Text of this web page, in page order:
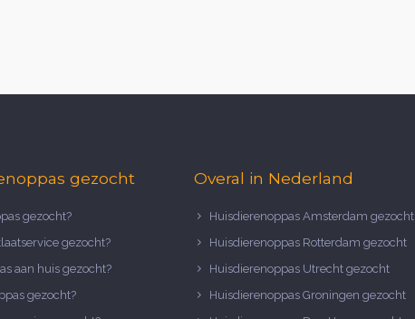
gezocht
gezocht?
gezocht?
aan huis gezocht?
gezocht?
Overal in Nederland
Huisdierenoppas Amsterdam gezocht
Huisdierenoppas Rotterdam gezocht
Huisdierenoppas Utrecht gezocht
Huisdierenoppas Groningen gezocht